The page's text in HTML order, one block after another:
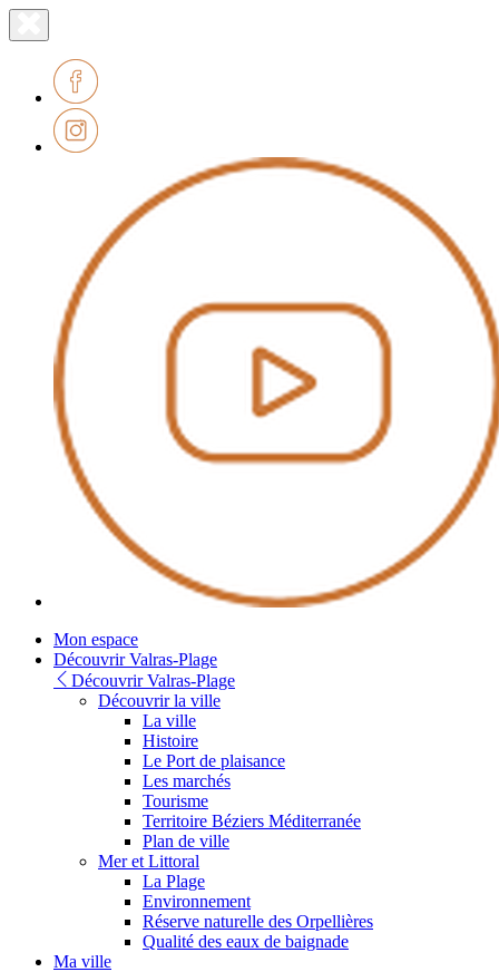
le
Lien
page
accueil
Mon espace
Découvrir Valras-Plage
Découvrir Valras-Plage
Découvrir la ville
La ville
Histoire
Le Port de plaisance
Les marchés
Tourisme
Territoire Béziers Méditerranée
Plan de ville
Mer et Littoral
La Plage
Environnement
Réserve naturelle des Orpellières
Qualité des eaux de baignade
Ma ville